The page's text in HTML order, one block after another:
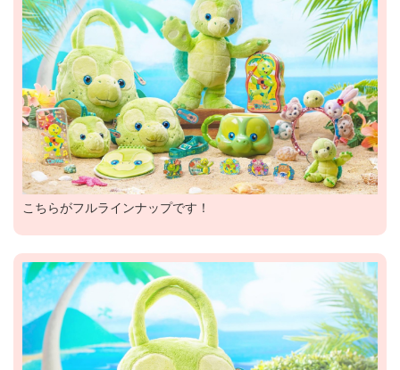
こちらがフルラインナップです！